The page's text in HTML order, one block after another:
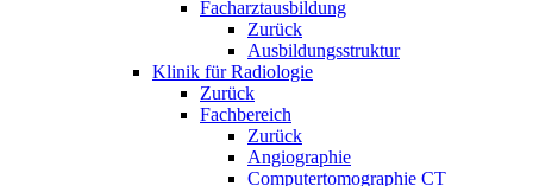
Facharztausbildung
Zurück
Ausbildungsstruktur
Klinik für Radiologie
Zurück
Fachbereich
Zurück
Angiographie
Computertomographie CT